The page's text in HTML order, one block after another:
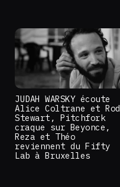
JUDAH WARSKY écoute
Alice Coltrane et Rod
Stewart, Pitchfork
craque sur Beyonce,
Reza et Théo
reviennent du Fifty
Lab à Bruxelles